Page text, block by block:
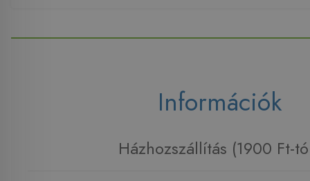
Információk
Házhozszállítás (1900 Ft-